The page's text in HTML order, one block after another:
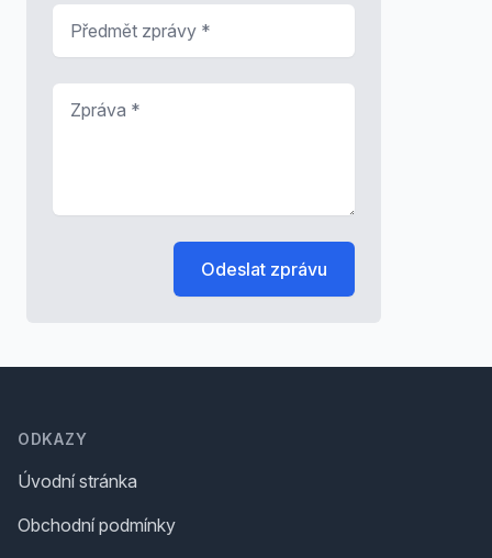
Odeslat zprávu
ODKAZY
Úvodní stránka
Obchodní podmínky